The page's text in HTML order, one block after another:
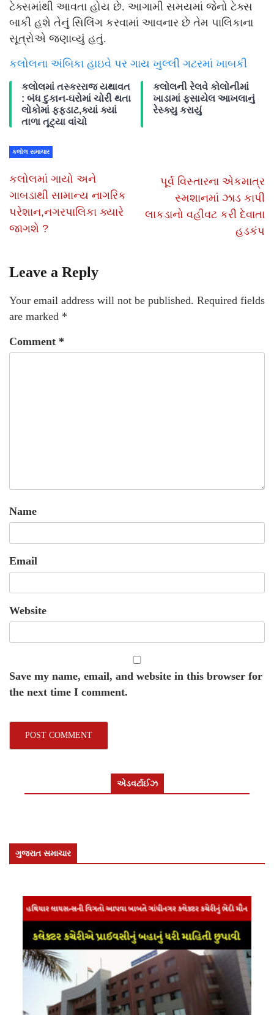
ટેક્સમાંથી આવતા હોય છે. આગામી સમયમાં જેનો ટેક્સ
બાકી હશે તેનું સિલિંગ કરવામાં આવનાર છે તેમ પાલિકાના
સૂત્રોએ જણાવ્યું હતું.
કલોલના અંબિકા હાઇવે પર ગાય ખુલ્લી ગટરમાં ખાબકી
કલોલમાં તસ્કરરાજ યથાવત
: બંધ દુકાન-ઘરોમાં ચોરી થતા
લોકોમાં ફફડાટ,ક્યાં ક્યાં
તાળા તૂટ્યા વાંચો
કલોલની રેલવે કોલોનીમાં
ખાડામાં ફસાયેલ આખલાનું
રેસ્ક્યુ કરાયું
કલોલ સમાચાર
કલોલમાં ગાયો અને
ગાબડાથી સામાન્ય નાગરિક
પરેશાન,નગરપાલિકા ક્યારે
જાગશે ?
પૂર્વ વિસ્તારના એકમાત્ર
સ્મશાનમાં ઝાડ કાપી
લાકડાનો વહીવટ કરી દેવાતા
હડકંપ
Leave a Reply
Your email address will not be published. Required fields
are marked *
Comment *
Name
Email
Website
Save my name, email, and website in this browser for
the next time I comment.
એડવર્ટાઈઝ
ગુજરાત સમાચાર